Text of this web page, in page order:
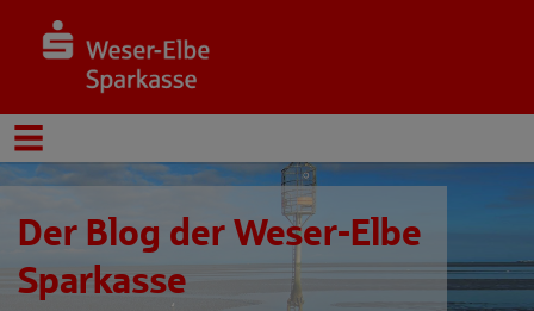
Der Blog der Weser-Elbe
Sparkasse